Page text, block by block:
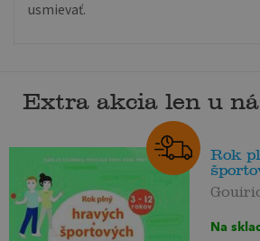
usmievať.
Extra akcia len u
Rok
Na